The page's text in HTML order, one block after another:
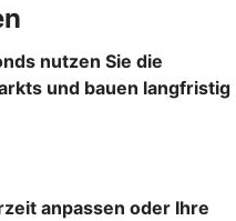
nutzen Sie die
und bauen langfristig
anpassen oder Ihre